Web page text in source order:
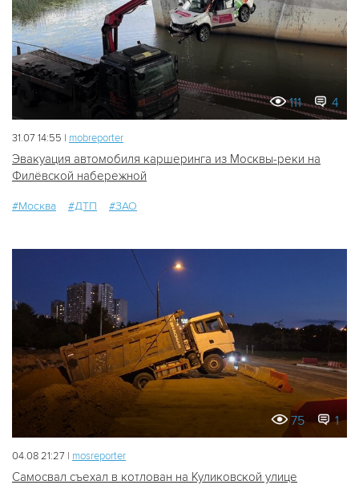
111 4
31.07 14:55 | mobreporter
Эвакуация автомобиля каршеринга из Москвы-реки на
Филёвской набережной
#Москва #ДТП #ЗАО
75 1
04.08 21:27 | mosreporter
Самосвал съехал в котлован на Куликовской улице